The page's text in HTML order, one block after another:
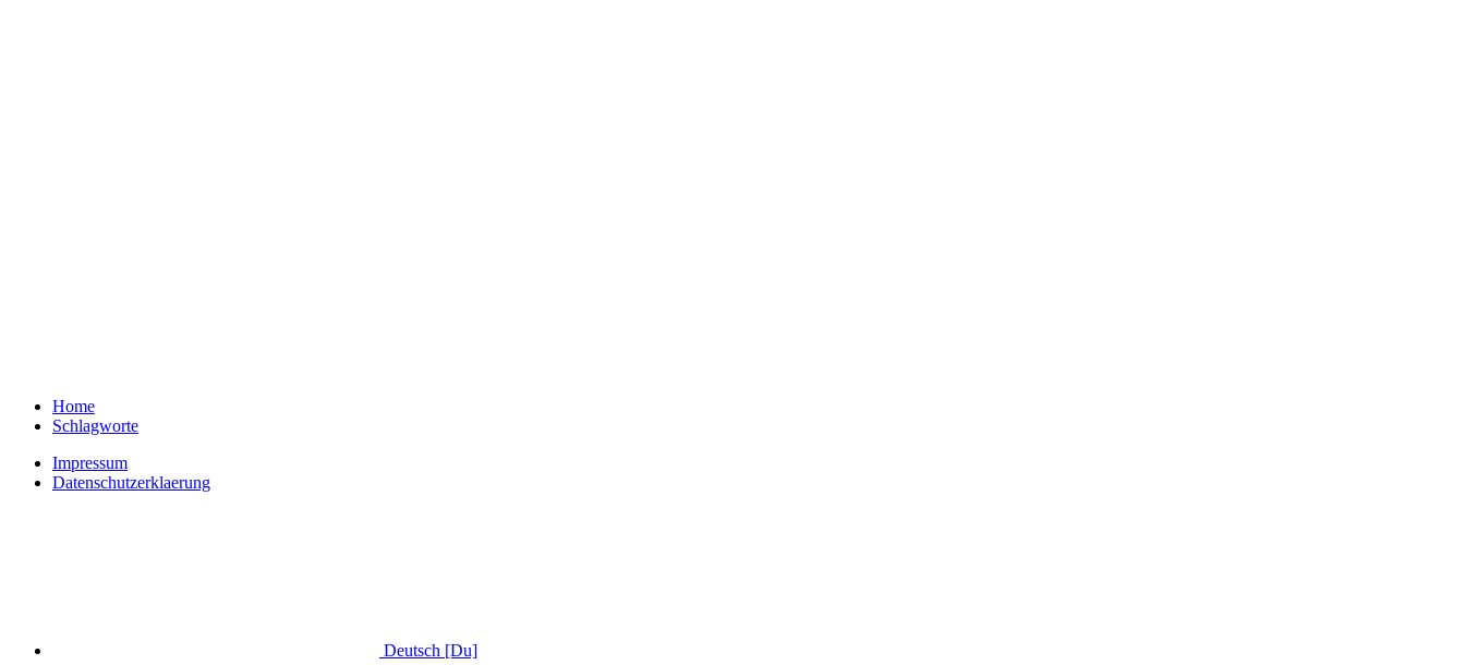
Home
Schlagworte
Impressum
Datenschutzerklaerung
Deutsch [Du]